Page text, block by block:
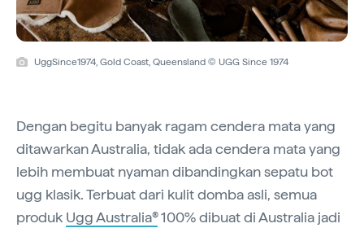
UggSince1974, Gold Coast, Queensland © UGG Since 1974
Dengan begitu banyak ragam cendera mata yang
ditawarkan Australia, tidak ada cendera mata yang
lebih membuat nyaman dibandingkan sepatu bot
ugg klasik. Terbuat dari kulit domba asli, semua
produk Ugg Australia®100% dibuat di Australia jadi